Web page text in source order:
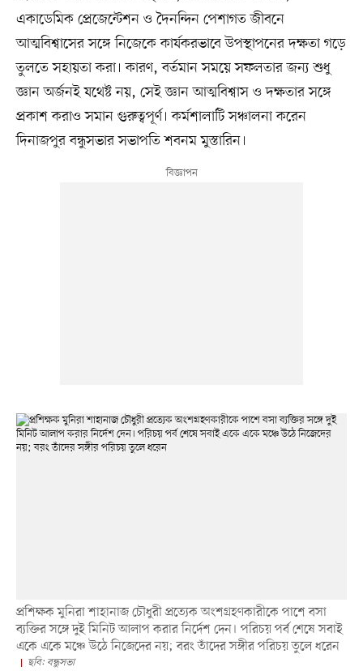
একাডেমিক প্রেজেন্টেশন ও দৈনন্দিন পেশাগত জীবনে
আত্মবিশ্বাসের সঙ্গে নিজেকে কার্যকরভাবে উপস্থাপনের দক্ষতা গড়ে
তুলতে সহায়তা করা। কারণ, বর্তমান সময়ে সফলতার জন্য শুধু
জ্ঞান অর্জনই যথেষ্ট নয়, সেই জ্ঞান আত্মবিশ্বাস ও দক্ষতার সঙ্গে
প্রকাশ করাও সমান গুরুত্বপূর্ণ। কর্মশালাটি সঞ্চালনা করেন
দিনাজপুর বন্ধুসভার সভাপতি শবনম মুস্তারিন।
প্রশিক্ষক মুনিরা শাহানাজ চৌধুরী প্রত্যেক অংশগ্রহণকারীকে পাশে বসা
ব্যক্তির সঙ্গে দুই মিনিট আলাপ করার নির্দেশ দেন। পরিচয় পর্ব শেষে সবাই
একে একে মঞ্চে উঠে নিজেদের নয়; বরং তাঁদের সঙ্গীর পরিচয় তুলে ধরেন
ছবি: বন্ধুসভা